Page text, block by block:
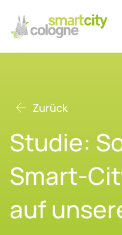
Zurück
Stu­die:
Smart-
auf